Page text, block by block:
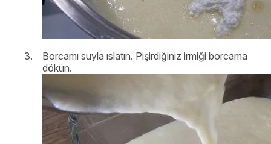
Borcamı suyla ıslatın. Pişirdiğiniz irmiği borcama
dökün.